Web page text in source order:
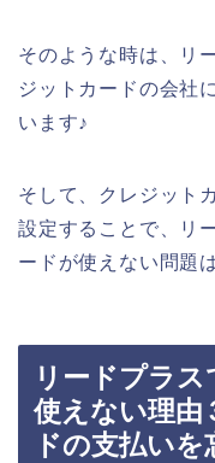
そのような時は、リ
ジットカードの会社
います♪
そして、クレジット
設定することで、リ
ードが使えない問題
リードプラ
使えない理由
ドの支払いを